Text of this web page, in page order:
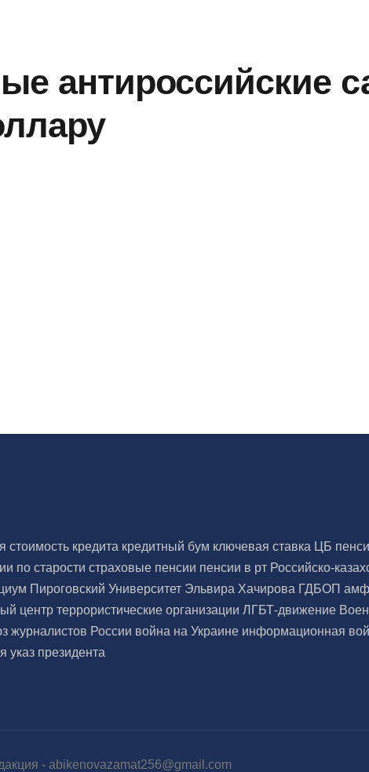
антироссийские
стоимость кредита кредитный бум ключевая ставка ЦБ
по старостистраховые пенсии пенсии в рт Российско-
Пироговский Университет Эльвира Хачирова ГДБОП
центртеррористические организацииЛГБТ-движение
журналистов России война на Украине информационная
указ президента
- abikenovazamat256@gmail.com